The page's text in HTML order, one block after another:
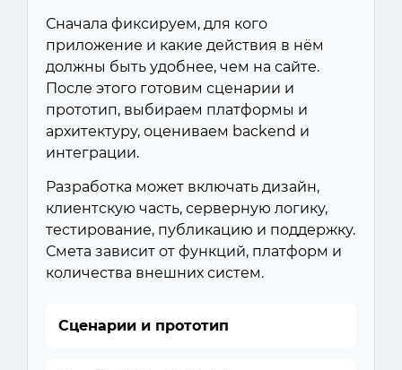
Сначала фиксируем, для кого
приложение и какие действия в нём
должны быть удобнее, чем на сайте.
После этого готовим сценарии и
прототип, выбираем платформы и
архитектуру, оцениваем backend и
интеграции.
Разработка может включать дизайн,
клиентскую часть, серверную логику,
тестирование, публикацию и поддержку.
Смета зависит от функций, платформ и
количества внешних систем.
Сценарии и прототип